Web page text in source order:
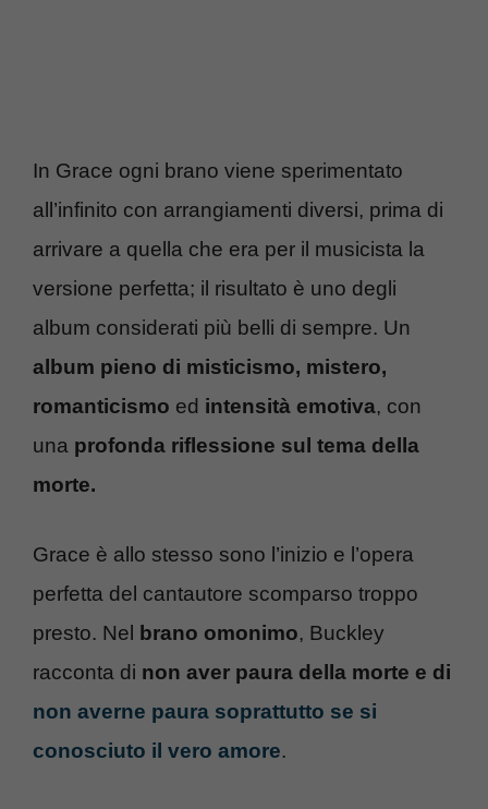
In Grace ogni brano viene sperimentato
all’infinito con arrangiamenti diversi, prima di
arrivare a quella che era per il musicista la
versione perfetta; il risultato è uno degli
album considerati più belli di sempre. Un
album pieno di misticismo, mistero,
romanticismo ed intensità emotiva, con
una profonda riflessione sul tema della
morte.
Grace è allo stesso sono l’inizio e l’opera
perfetta del cantautore scomparso troppo
presto. Nel
brano omonimo, Buckley
racconta di non aver paura della morte e di
non averne paura soprattutto se si
conosciuto il vero amore.